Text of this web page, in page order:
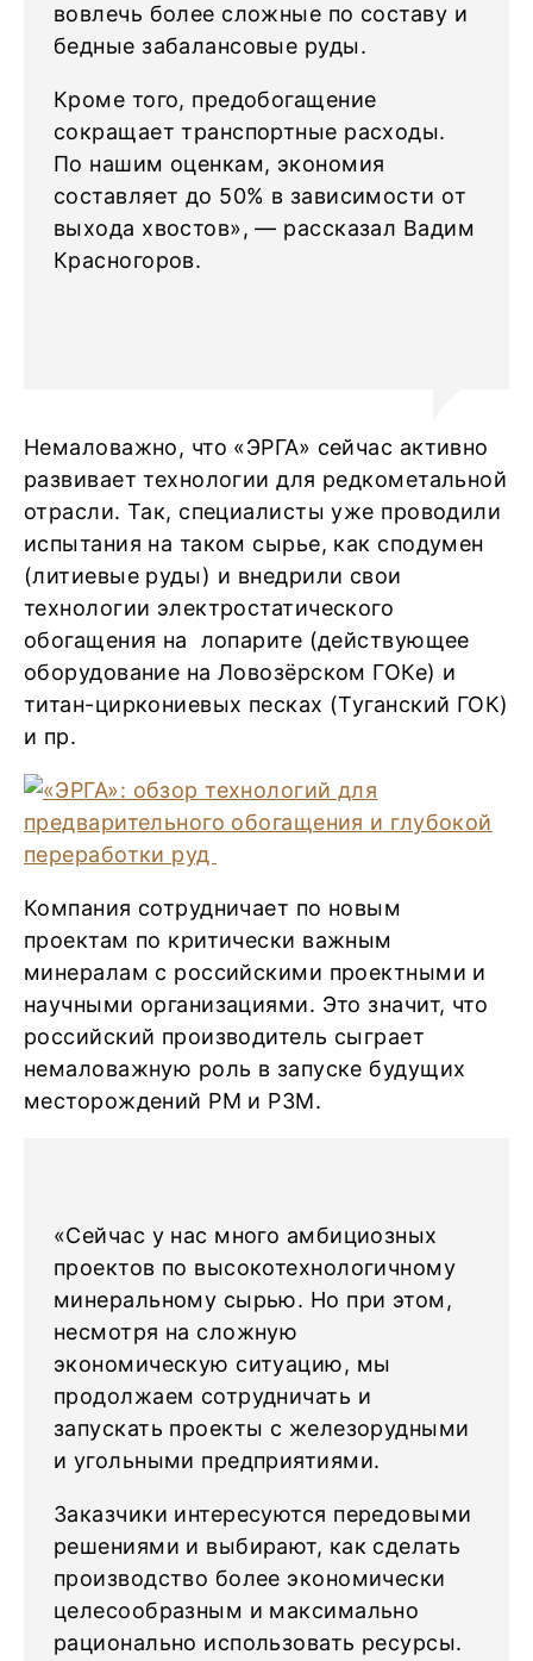
вовлечь более сложные по составу и
бедные забалансовые руды.
Кроме того, предобогащение
сокращает транспортные расходы.
По нашим оценкам, экономия
составляет до 50% в зависимости от
выхода хвостов», — рассказал Вадим
Красногоров.
Немаловажно, что «ЭРГА» сейчас активно
развивает технологии для редкометальной
отрасли. Так, специалисты уже проводили
испытания на таком сырье, как сподумен
(литиевые руды) и внедрили свои
технологии электростатического
обогащения на лопарите (действующее
оборудование на Ловозёрском ГОКе) и
титан-циркониевых песках (Туганский ГОК)
и пр.
Компания сотрудничает по новым
проектам по критически важным
минералам с российскими проектными и
научными организациями. Это значит, что
российский производитель сыграет
немаловажную роль в запуске будущих
месторождений РМ и РЗМ.
«Сейчас у нас много амбициозных
проектов по высокотехнологичному
минеральному сырью. Но при этом,
несмотря на сложную
экономическую ситуацию, мы
продолжаем сотрудничать и
запускать проекты с железорудными
и угольными предприятиями.
Заказчики интересуются передовыми
решениями и выбирают, как сделать
производство более экономически
целесообразным и максимально
рационально использовать ресурсы.